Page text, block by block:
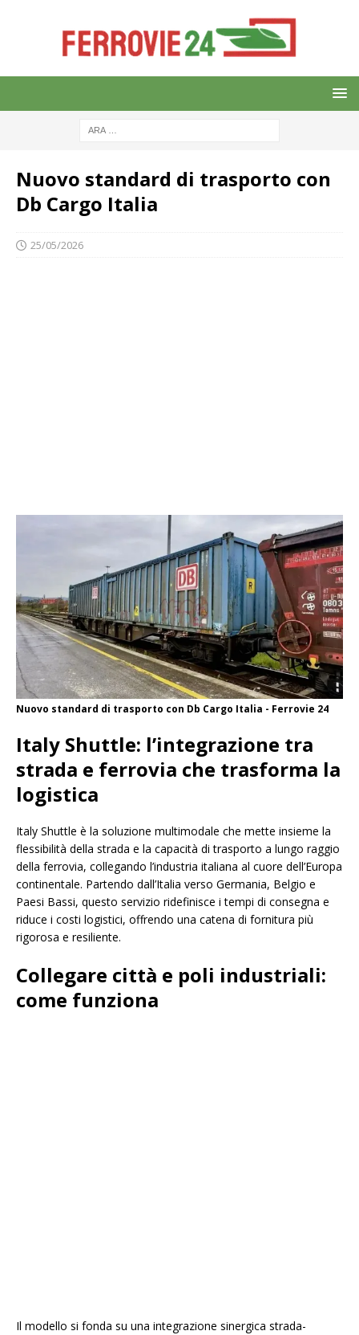
Nuovo standard di trasporto con
Db Cargo Italia
25/05/2026
Nuovo standard di trasporto con Db Cargo Italia - Ferrovie 24
Italy Shuttle: l’integrazione tra
strada e ferrovia che trasforma la
logistica
Italy Shuttle è la soluzione multimodale che mette insieme la
flessibilità della strada e la capacità di trasporto a lungo raggio
della ferrovia, collegando l’industria italiana al cuore dell’Europa
continentale. Partendo dall’Italia verso Germania, Belgio e
Paesi Bassi, questo servizio ridefinisce i tempi di consegna e
riduce i costi logistici, offrendo una catena di fornitura più
rigorosa e resiliente.
Collegare città e poli industriali:
come funziona
Il modello si fonda su una integrazione sinergica strada-